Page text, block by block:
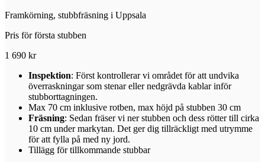
Framkörning, stubbfräsning i Uppsala
Pris för första stubben
1 690 kr
Inspektion: Först kontrollerar vi området för att undvika
överraskningar som stenar eller nedgrävda kablar inför
stubborttagningen.
Max 70 cm inklusive rotben, max höjd på stubben 30 cm
Fräsning: Sedan fräser vi ner stubben och dess rötter till cirka
10 cm under markytan. Det ger dig tillräckligt med utrymme
för att fylla på med ny jord.
Tillägg för tillkommande stubbar